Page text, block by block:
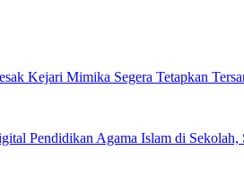
Kejari Mimika Segera Tetapkan
Pendidikan Agama Islam di